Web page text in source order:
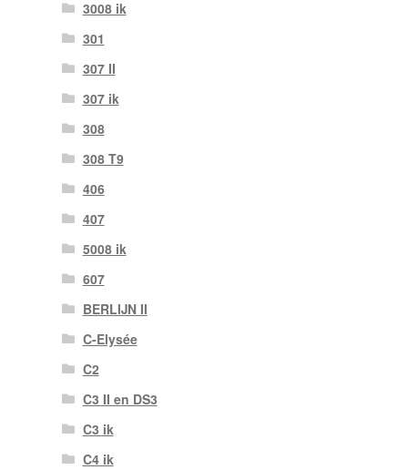
3008 ik
301
307 II
307 ik
308
308 T9
406
407
5008 ik
607
BERLIJN II
C-Elysée
C2
C3 II en DS3
C3 ik
C4 ik